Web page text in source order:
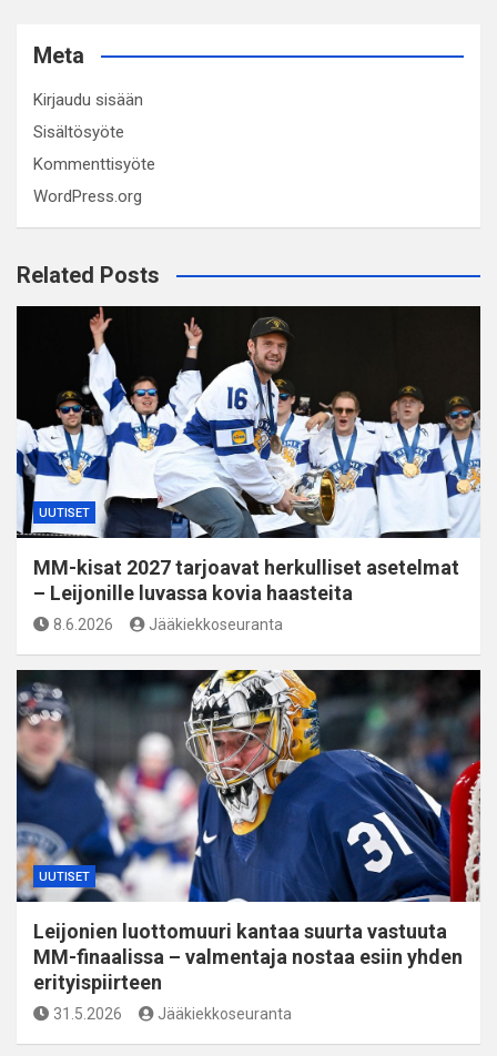
Meta
Kirjaudu sisään
Sisältösyöte
Kommenttisyöte
WordPress.org
Related Posts
UUTISET
MM-kisat 2027 tarjoavat herkulliset asetelmat
– Leijonille luvassa kovia haasteita
8.6.2026 Jääkiekkoseuranta
UUTISET
Leijonien luottomuuri kantaa suurta vastuuta
MM-finaalissa – valmentaja nostaa esiin yhden
erityispiirteen
31.5.2026 Jääkiekkoseuranta